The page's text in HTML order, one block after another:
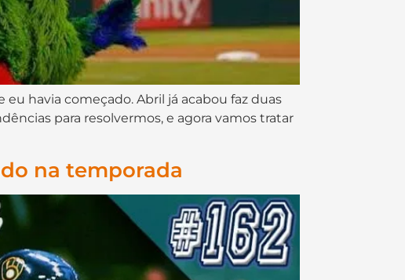
havia começado. Abril já acabou faz duas
para resolvermos, e agora vamos tratar
na temporada